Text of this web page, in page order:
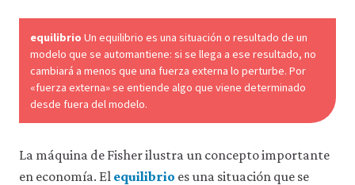
equilibrio Un equilibrio es una situación o resultado de un
modelo que se automantiene: si se llega a ese resultado, no
cambiará a menos que una fuerza externa lo perturbe. Por
«fuerza externa» se entiende algo que viene determinado
desde fuera del modelo.
La máquina de Fisher ilustra un concepto importante
en economía. El equilibrio es una situación que se